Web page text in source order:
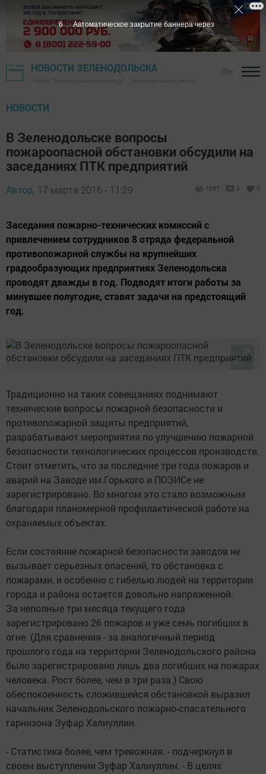
НОВОСТИ ЗЕЛЕНОДОЛЬСКА
НОВОСТИ
В Зеленодольске вопросы
пожароопасной обстановки обсудили на
заседаниях ПТК предприятий
Автор, 17 марта 2016 - 11:29 1057 0 0
Заседания пожарно-технических комиссий с
привлечением сотрудников 8 отряда федеральной
противопожарной службы на крупнейших
градообразующих предприятиях Зеленодольска
проводят дважды в год. Подводят итоги работы за
минувшее полугодие, ставят задачи на предстоящий
год.
Традиционно на таких совещаниях поднимают
технические вопросы пожарной безопасности и
противопожарной защиты предприятий,
разрабатывают мероприятия по улучшению пожарной
безопасности технологических процессов производств.
Стоит отметить, что за последние три года пожаров и
аварий на Заводе им.Горького и ПОЗИСе не
зарегистрировано. Во многом это стало возможным
благодаря планомерной профилактической работе на
охраняемых объектах.
Если состояние пожарной безопасности заводов не
вызывает серьезных опасений, то обстановка с
пожарами, и особенно с гибелью людей на территории
города и района остается довольно напряженной.
За неполные три месяца текущего года
зарегистрировано 26 пожаров и уже семь погибших в
огне. (Для сравнения - за аналогичный период
прошлого года на территории Зеленодольского района
было зарегистрировано лишь два погибших на пожарах
человека. Рост более, чем в три раза.) Свою
обеспокоенность сложившейся обстановкой выразил
начальник Зеленодольского пожарно-спасательного
гарнизона Зуфар Халиуллин.
- Статистика более, чем тревожная. - подчеркнул в
своем выступлении Зуфар Халиуллин. - В целях
5 Автоматическое закрытие баннера через